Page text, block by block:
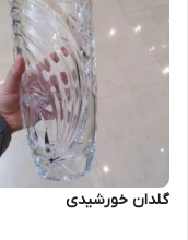
گلدان خورشیدی